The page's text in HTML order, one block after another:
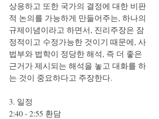
상응하고 또한 국가의 결정에 대한 비판
적 논의를 가능하게 만들어주는, 하나의
규제이념이라고 하면서, 진리주장은 잠
정적이고 수정가능한 것이기 때문에, 사
법부와 법학이 정당한 해석, 즉 더 좋은
근거가 제시되는 해석을 놓고 대화를 하
는 것이 중요하다고 주장한다.
3. 일정
2:40 - 2:55 환담